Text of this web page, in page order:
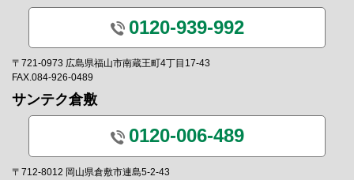
0120-939-992
〒721-0973 広島県福山市南蔵王町4丁目17-43
FAX.084-926-0489
サンテク倉敷
0120-006-489
〒712-8012 岡山県倉敷市連島5-2-43